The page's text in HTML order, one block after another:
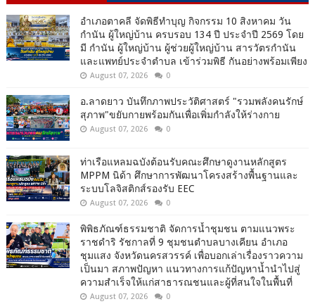
อำเภอตาคลี จัดพิธีทำบุญ กิจกรรม 10 สิงหาคม วัน
กำนัน ผู้ใหญ่บ้าน ครบรอบ 134 ปี ประจำปี 2569 โดย
มี กำนัน ผู้ใหญ่บ้าน ผู้ช่วยผู้ใหญ่บ้าน สารวัตรกำนัน
และแพทย์ประจำตำบล เข้าร่วมพิธี กันอย่างพร้อมเพียง
August 07, 2026 0
อ.ลาดยาว บันทึกภาพประวัติศาสตร์ "รวมพลังคนรักษ์
สุภาพ"ขยับกายพร้อมกันเพื่อเพิ่มกำลังให้ร่างกาย
August 07, 2026 0
ท่าเรือแหลมฉบังต้อนรับคณะศึกษาดูงานหลักสูตร
MPPM นิด้า ศึกษาการพัฒนาโครงสร้างพื้นฐานและ
ระบบโลจิสติกส์รองรับ EEC
August 07, 2026 0
พิพิธภัณฑ์ธรรมชาติ จัดการน้ำชุมชน ตามแนวพระ
ราชดำริ รัชกาลที่ 9 ชุมชนตำบลบางเคียน อำเภอ
ชุมแสง จังหวัดนครสวรรค์ เพื่อบอกเล่าเรื่องราวความ
เป็นมา สภาพปัญหา แนวทางการแก้ปัญหาน้ำนำไปสู่
ความสำเร็จให้แก่สาธารณชนและผู้ที่สนใจในพื้นที่
August 07, 2026 0